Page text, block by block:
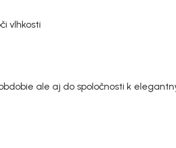
vlhkosti
ale aj do spoločnosti k